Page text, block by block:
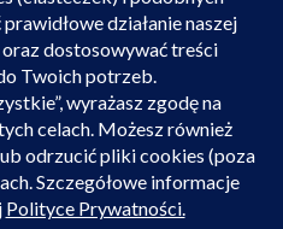
pn-pt 10:00-17:00
VELEX
42-218 Częstochowa